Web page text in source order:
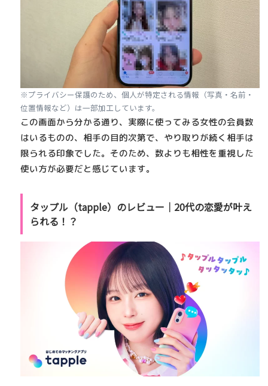
※プライバシー保護のため、個人が特定される情報（写真・名前・
位置情報など）は一部加工しています。
この画面から分かる通り、実際に使ってみる女性の会員数
はいるものの、相手の目的次第で、やり取りが続く相手は
限られる印象でした。そのため、数よりも相性を重視した
使い方が必要だと感じています。
タップル（tapple）のレビュー｜20代の恋愛が叶え
られる！？